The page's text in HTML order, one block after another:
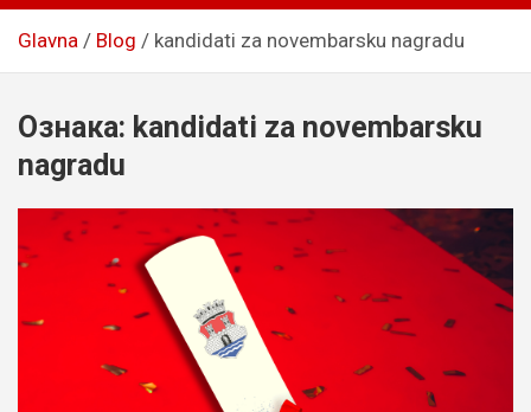
Glavna Blog kandidati za novembarsku nagradu
Ознака: kandidati za novembarsku
nagradu